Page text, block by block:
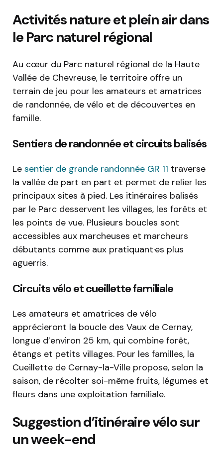
Activités nature et plein air dans
le Parc naturel régional
Au cœur du Parc naturel régional de la Haute
Vallée de Chevreuse, le territoire offre un
terrain de jeu pour les amateurs et amatrices
de randonnée, de vélo et de découvertes en
famille.
Sentiers de randonnée et circuits balisés
Le sentier de grande randonnée GR 11 traverse
la vallée de part en part et permet de relier les
principaux sites à pied. Les itinéraires balisés
par le Parc desservent les villages, les forêts et
les points de vue. Plusieurs boucles sont
accessibles aux marcheuses et marcheurs
débutants comme aux pratiquant·es plus
aguerris.
Circuits vélo et cueillette familiale
Les amateurs et amatrices de vélo
apprécieront la boucle des Vaux de Cernay,
longue d’environ 25 km, qui combine forêt,
étangs et petits villages. Pour les familles, la
Cueillette de Cernay-la-Ville propose, selon la
saison, de récolter soi-même fruits, légumes et
fleurs dans une exploitation familiale.
Suggestion d’itinéraire vélo sur
un week-end